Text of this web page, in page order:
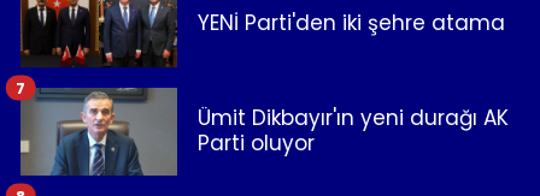
YENİ Parti'den iki şehre atama
Ümit Dikbayır'ın yeni durağı AK
Parti oluyor
7